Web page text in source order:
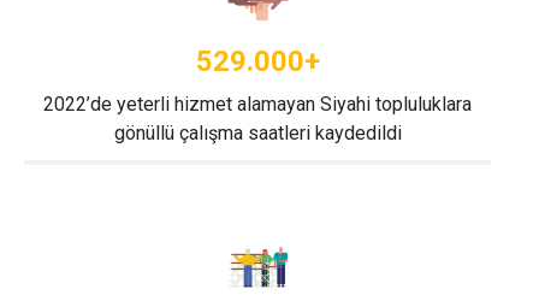
529.000+
2022’de yeterli hizmet alamayan Siyahi topluluklara
gönüllü çalışma saatleri kaydedildi